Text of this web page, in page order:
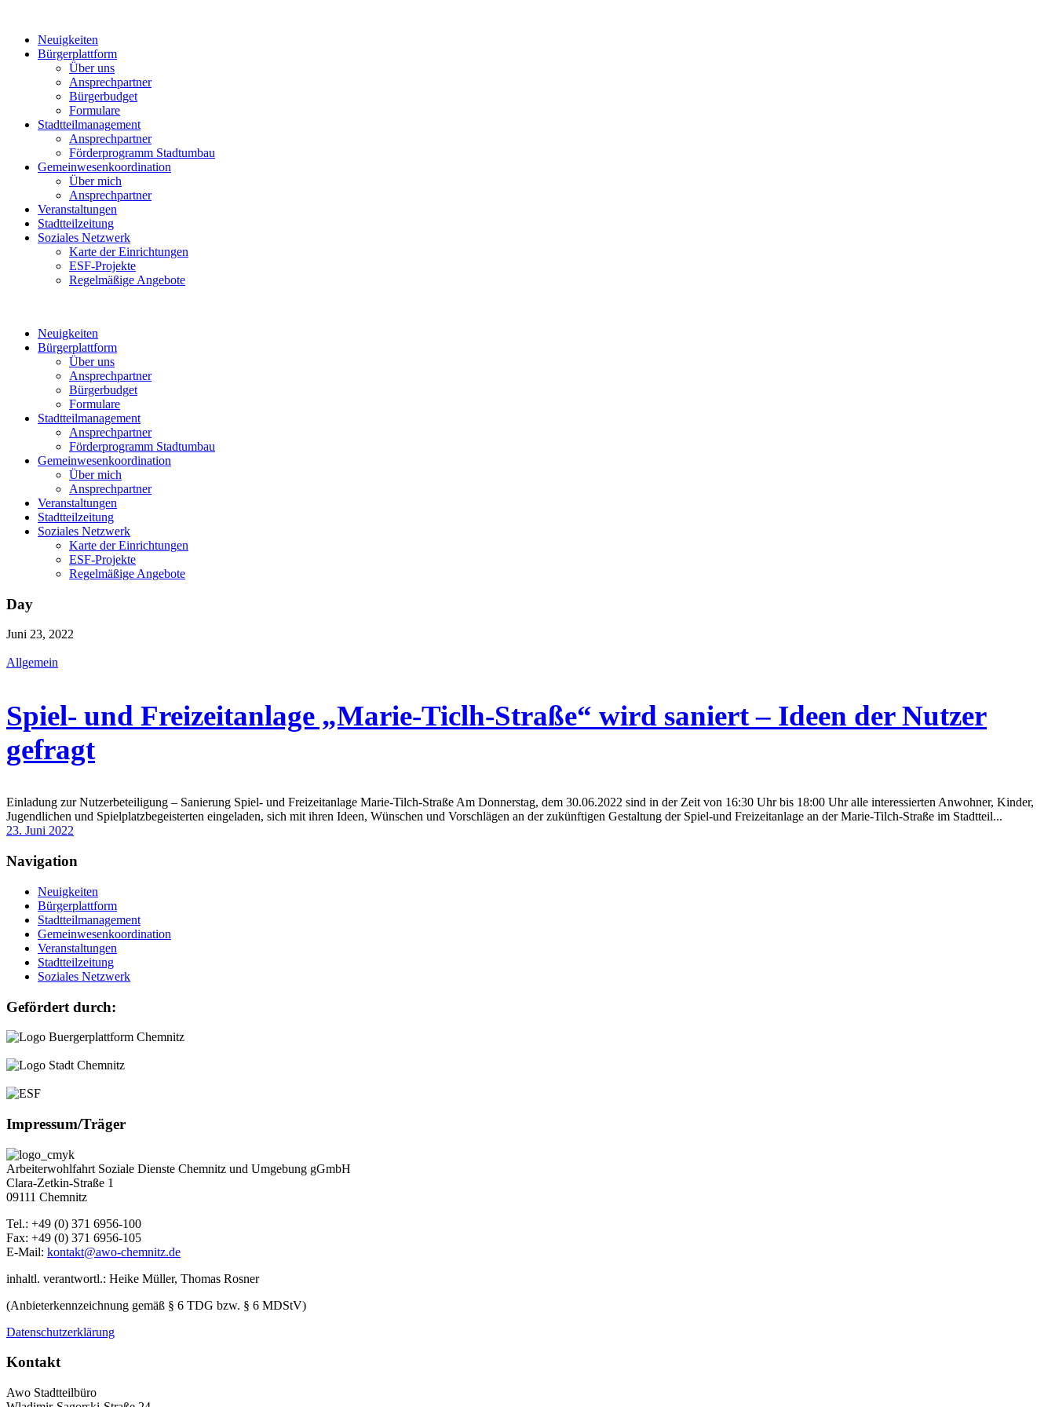
Neuigkeiten
Bürgerplattform
Über uns
Ansprechpartner
Bürgerbudget
Formulare
Stadtteilmanagement
Ansprechpartner
Förderprogramm Stadtumbau
Gemeinwesenkoordination
Über mich
Ansprechpartner
Veranstaltungen
Stadtteilzeitung
Soziales Netzwerk
Karte der Einrichtungen
ESF-Projekte
Regelmäßige Angebote
Neuigkeiten
Bürgerplattform
Über uns
Ansprechpartner
Bürgerbudget
Formulare
Stadtteilmanagement
Ansprechpartner
Förderprogramm Stadtumbau
Gemeinwesenkoordination
Über mich
Ansprechpartner
Veranstaltungen
Stadtteilzeitung
Soziales Netzwerk
Karte der Einrichtungen
ESF-Projekte
Regelmäßige Angebote
Day
Juni 23, 2022
Allgemein
Spiel- und Freizeitanlage „Marie-Ticlh-Straße“ wird saniert – Ideen der Nutzer
gefragt
Einladung zur Nutzerbeteiligung – Sanierung Spiel- und Freizeitanlage Marie-Tilch-Straße Am Donnerstag, dem 30.06.2022 sind in der Zeit von 16:30 Uhr bis 18:00 Uhr alle interessierten Anwohner, Kinder,
Jugendlichen und Spielplatzbegeisterten eingeladen, sich mit ihren Ideen, Wünschen und Vorschlägen an der zukünftigen Gestaltung der Spiel-und Freizeitanlage an der Marie-Tilch-Straße im Stadtteil...
23. Juni 2022
Navigation
Neuigkeiten
Bürgerplattform
Stadtteilmanagement
Gemeinwesenkoordination
Veranstaltungen
Stadtteilzeitung
Soziales Netzwerk
Gefördert durch:
Impressum/Träger
Arbeiterwohlfahrt Soziale Dienste Chemnitz und Umgebung gGmbH
Clara-Zetkin-Straße 1
09111 Chemnitz
Tel.: +49 (0) 371 6956-100
Fax: +49 (0) 371 6956-105
E-Mail: kontakt@awo-chemnitz.de
inhaltl. verantwortl.: Heike Müller, Thomas Rosner
(Anbieterkennzeichnung gemäß § 6 TDG bzw. § 6 MDStV)
Datenschutzerklärung
Kontakt
Awo Stadtteilbüro